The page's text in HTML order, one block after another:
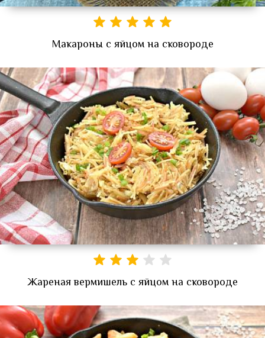
Макароны с яйцом на сковороде
Жареная вермишель с яйцом на сковороде